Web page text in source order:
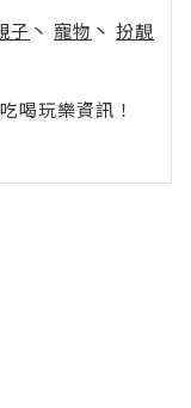
子 丶 寵物 丶 扮靚
喝玩樂資訊！